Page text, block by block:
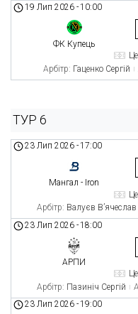
19 Лип 2026 -10:00
ФК Купець
Арбітр: Гаценко Сергій
ТУР 6
23 Лип 2026 -17:00
Мангал - Iron
Арбітр: Валуєв В’ячеслав
23 Лип 2026 -18:00
АРПИ
Арбітр: Пазиніч Сергій
23 Лип 2026 -19:00